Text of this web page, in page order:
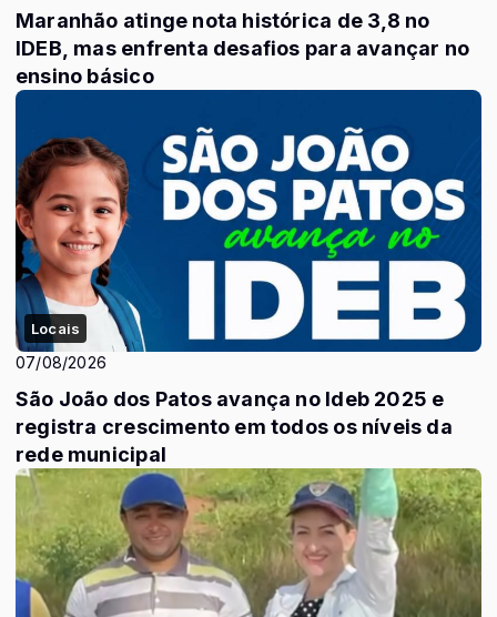
Maranhão atinge nota histórica de 3,8 no
IDEB, mas enfrenta desafios para avançar no
ensino básico
Locais
07/08/2026
São João dos Patos avança no Ideb 2025 e
registra crescimento em todos os níveis da
rede municipal